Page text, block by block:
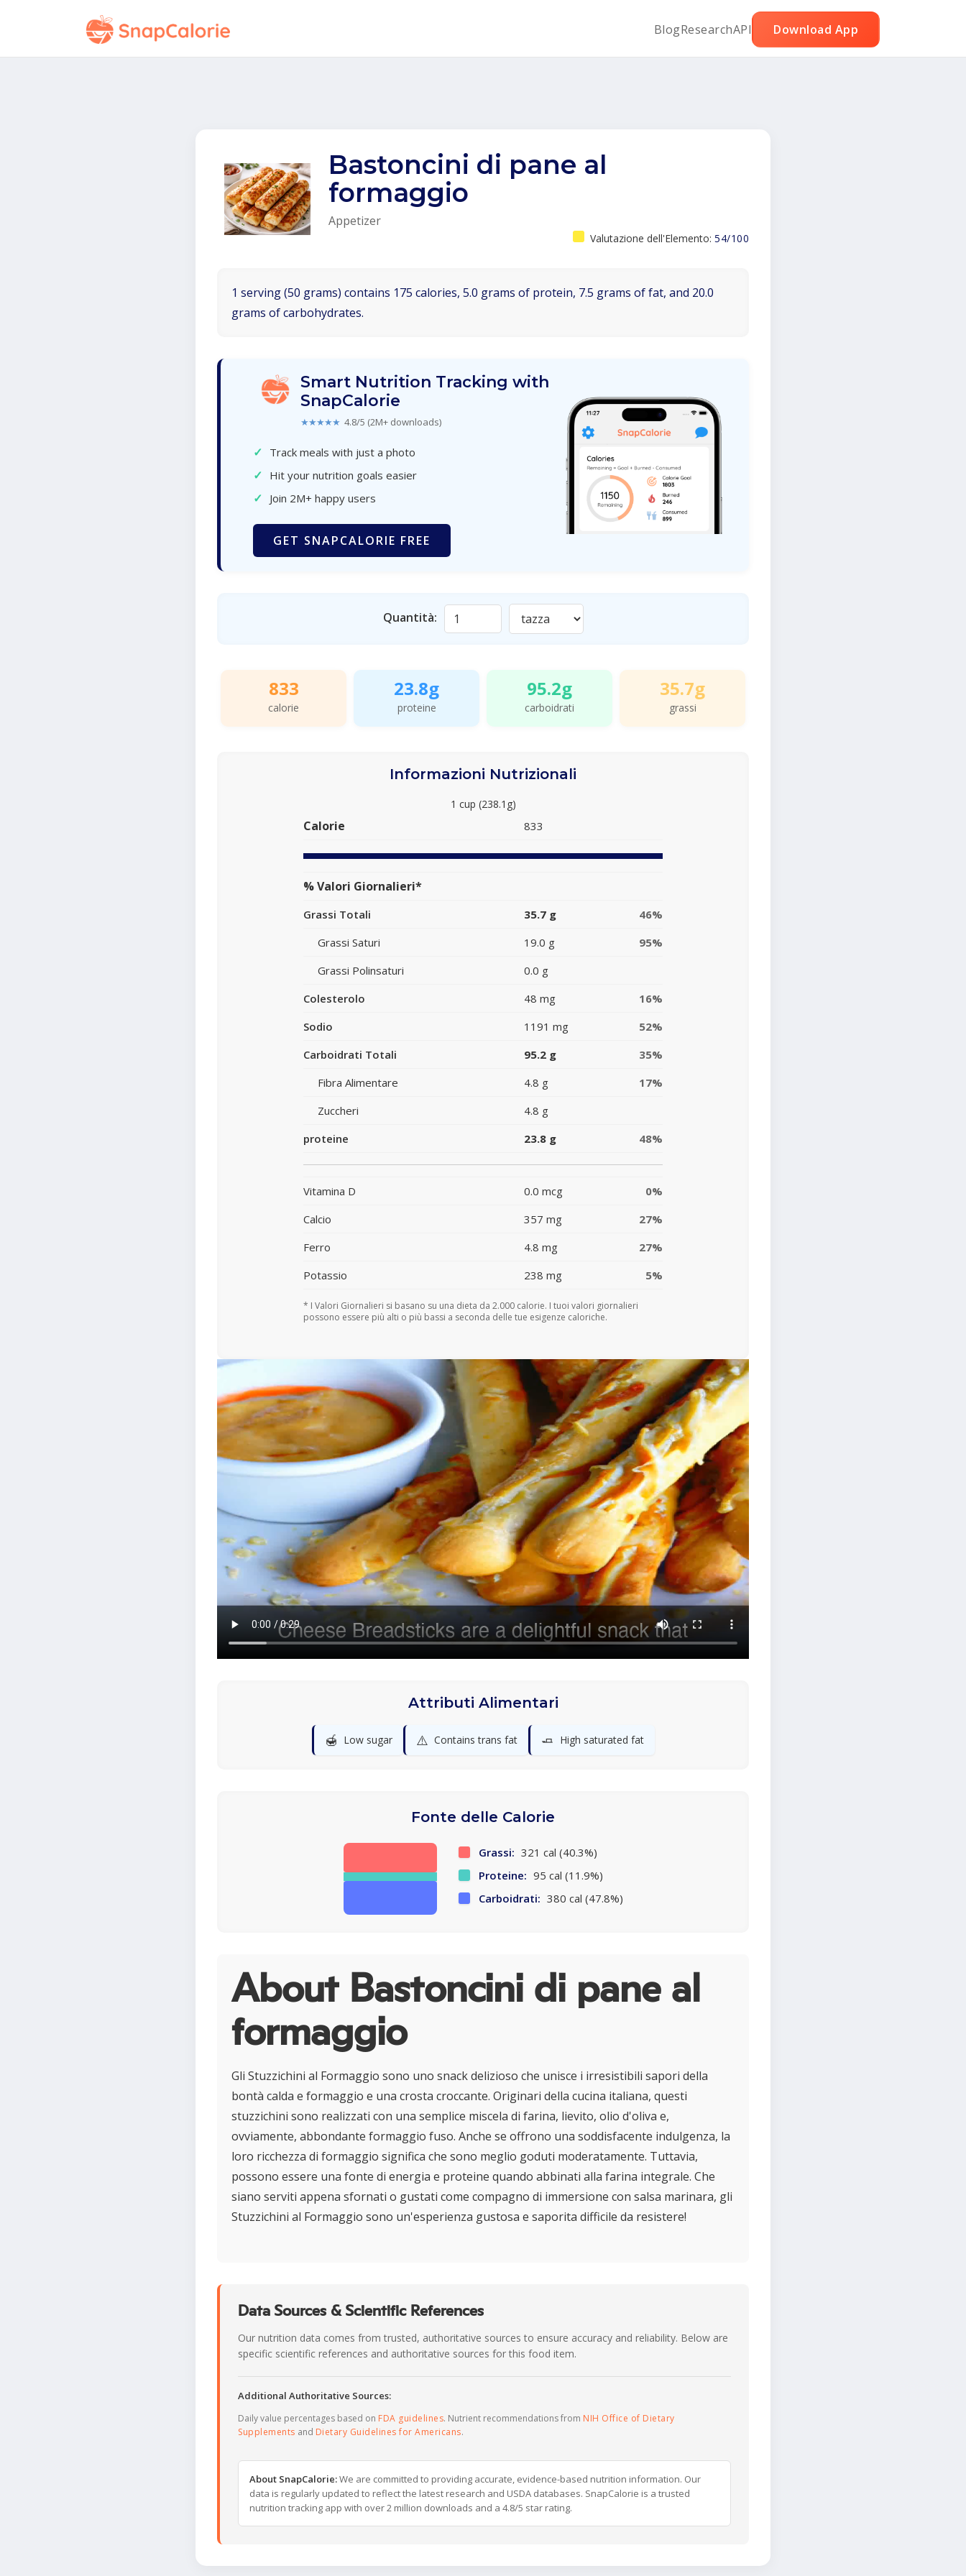
BlogResearchAPI Download App
Bastoncini di pane al
formaggio
Appetizer
Valutazione dell'Elemento: 54/100
1 serving (50 grams) contains 175 calories, 5.0 grams of protein, 7.5 grams of fat, and 20.0
grams of carbohydrates.
Smart Nutrition Tracking with
SnapCalorie
★★★★★ 4.8/5 (2M+ downloads)
✓ Track meals with just a photo
✓ Hit your nutrition goals easier
✓ Join 2M+ happy users
GET SNAPCALORIE FREE
Quantità:
833
calorie
23.8g
proteine
95.2g
carboidrati
35.7g
grassi
Informazioni Nutrizionali
1 cup (238.1g)
Calorie 833
% Valori Giornalieri*
Grassi Totali 35.7 g
46%
Grassi Saturi
19.0 g
95%
Grassi Polinsaturi
0.0 g
Colesterolo
48 mg
16%
Sodio
1191 mg
52%
Carboidrati Totali
95.2 g
35%
Fibra Alimentare
4.8 g
17%
Zuccheri
4.8 g
proteine
23.8 g 48%
Vitamina D 0.0 mcg
0%
Calcio
357 mg
27%
Ferro
4.8 mg
27%
Potassio
238 mg 5%
* I Valori Giornalieri si basano su una dieta da 2.000 calorie. I tuoi valori giornalieri
possono essere più alti o più bassi a seconda delle tue esigenze caloriche.
Attributi Alimentari
🍯 Low sugar ⚠️ Contains trans fat 🧈 High saturated fat
Fonte delle Calorie
Grassi: 321 cal (40.3%)
Proteine: 95 cal (11.9%)
Carboidrati: 380 cal (47.8%)
About Bastoncini di pane al
formaggio
Gli Stuzzichini al Formaggio sono uno snack delizioso che unisce i irresistibili sapori della
bontà calda e formaggio e una crosta croccante. Originari della cucina italiana, questi
stuzzichini sono realizzati con una semplice miscela di farina, lievito, olio d'oliva e,
ovviamente, abbondante formaggio fuso. Anche se offrono una soddisfacente indulgenza, la
loro ricchezza di formaggio significa che sono meglio goduti moderatamente. Tuttavia,
possono essere una fonte di energia e proteine quando abbinati alla farina integrale. Che
siano serviti appena sfornati o gustati come compagno di immersione con salsa marinara, gli
Stuzzichini al Formaggio sono un'esperienza gustosa e saporita difficile da resistere!
Data Sources & Scientific References
Our nutrition data comes from trusted, authoritative sources to ensure accuracy and reliability. Below are
specific scientific references and authoritative sources for this food item.
Additional Authoritative Sources:
Daily value percentages based on FDA guidelines. Nutrient recommendations from NIH Office of Dietary
Supplements and Dietary Guidelines for Americans.
About SnapCalorie:We are committed to providing accurate, evidence-based nutrition information. Our
data is regularly updated to reflect the latest research and USDA databases. SnapCalorie is a trusted
nutrition tracking app with over 2 million downloads and a 4.8/5 star rating.